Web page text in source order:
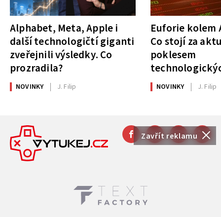
Zavřít reklamu
Alphabet, Meta, Apple i
další technologičtí giganti
zveřejnili výsledky. Co
prozradila?
NOVINKY J. Filip
Euforie kolem
Co stojí za
poklesem
NOVINKY J. Filip